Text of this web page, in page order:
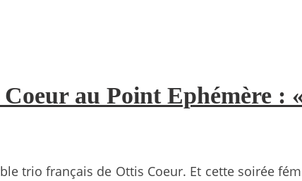
au Point Ephémère :
trio français de Ottis Coeur. Et cette soirée